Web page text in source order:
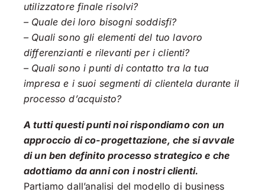
utilizzatore finale risolvi?
– Quale dei loro bisogni soddisfi?
– Quali sono gli elementi del tuo lavoro
differenzianti e rilevanti per i clienti?
– Quali sono i punti di contatto tra la tua
impresa e i suoi segmenti di clientela durante il
processo d’acquisto?
A tutti questi punti noi rispondiamo con un
approccio di co-progettazione, che si avvale
di un ben definito processo strategico e che
adottiamo da anni con i nostri clienti.
Partiamo dall’analisi del modello di business